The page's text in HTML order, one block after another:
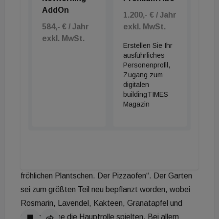
drei Geschoße genügend Platz für die große
Familie und für Freunde. Man wohnt drinnen und
draußen. Das Meer bildet immer den
phantastischen Hintergrund. Die einzelnen Räume
sind aufwendig und detailreich ausgestattet.
Typisch italienische Materialien, Farben und Motive
werden mit ruhigeren, fast skandinavischen
Elementen kombiniert. Wie in all unseren Projekten
fröhlichen Plantschen. Der Pizzaofen“. Der Garten
sei zum größten Teil neu bepflanzt worden, wobei
Rosmarin, Lavendel, Kakteen, Granatapfel und
Olivenbäume die Hauptrolle spielten. Bei allem
AddOn
584,- € / Jahr
exkl. MwSt.
1.200,- € / Jahr
exkl. MwSt.
Erstellen Sie Ihr
ausführliches
Personenprofil,
Zugang zum
digitalen
buildingTIMES
Magazin